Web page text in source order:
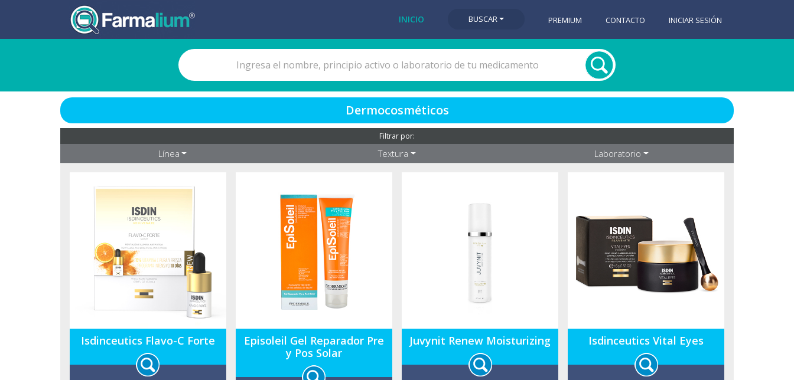
INICIO BUSCAR PREMIUM CONTACTO INICIAR SESIÓN
Dermocosméticos
Filtrar por:
Línea Textura Laboratorio
Isdinceutics Flavo-C Forte
Episoleil Gel Reparador Pre
y Pos Solar
Juvynit Renew Moisturizing Isdinceutics Vital Eyes